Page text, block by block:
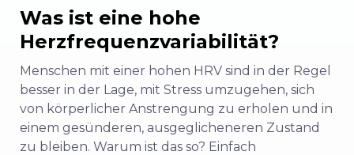
Was ist eine hohe
Herzfrequenzvariabilität?
Menschen mit einer hohen HRV sind in der Regel
besser in der Lage, mit Stress umzugehen, sich
von körperlicher Anstrengung zu erholen und in
einem gesünderen, ausgeglicheneren Zustand
zu bleiben. Warum ist das so? Einfach